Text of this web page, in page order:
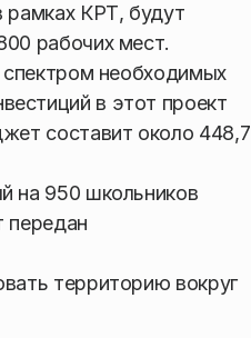
рамках КРТ, будут
рабочих мест.
спектром необходимых
в этот проект
составит около 448,7
на 950 школьников
передан
территорию вокруг